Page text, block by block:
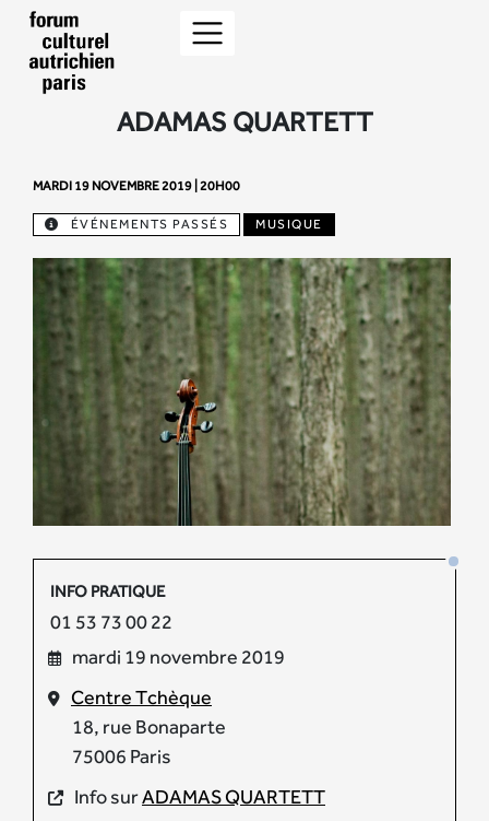
ADAMAS QUARTETT
MARDI 19 NOVEMBRE 2019 | 20H00
ÉVÉNEMENTS PASSÉS MUSIQUE
INFO PRATIQUE
01 53 73 00 22
mardi 19 novembre 2019
Centre Tchèque
18, rue Bonaparte
75006 Paris
Info surADAMAS QUARTETT